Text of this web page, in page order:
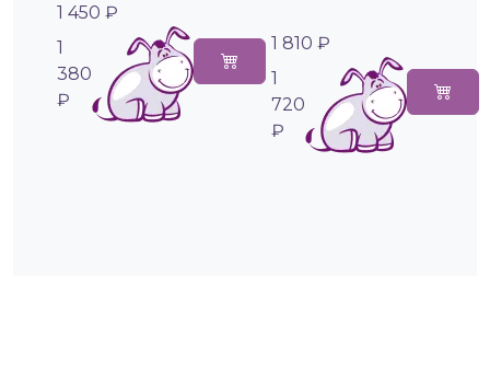
1 450 ₽
1
380
₽
1 810 ₽
1
720
₽